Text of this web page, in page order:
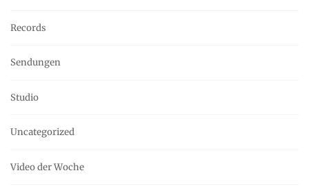
Records
Sendungen
Studio
Uncategorized
Video der Woche